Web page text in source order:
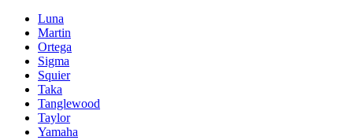
Luna
Martin
Ortega
Sigma
Squier
Taka
Tanglewood
Taylor
Yamaha